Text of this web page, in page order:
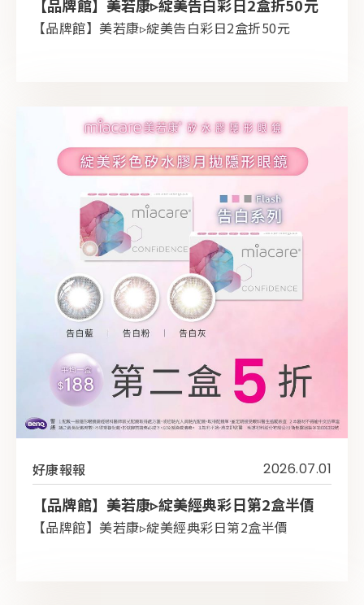
【品牌館】美若康▹綻美告白彩日2盒折50元
【品牌館】美若康▹綻美告白彩日2盒折50元
好康報報 2026.07.01
【品牌館】美若康▹綻美經典彩日第2盒半價
【品牌館】美若康▹綻美經典彩日第2盒半價